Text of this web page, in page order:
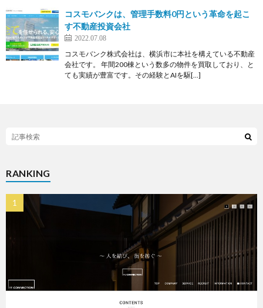
コスモバンクは、管理手数料0円という革命を起こ
す不動産投資会社
2022.07.08
コスモバンク株式会社は、横浜市に本社を構えている不動産
会社です。 年間200棟という数多の物件を買取しており、と
ても実績が豊富です。その経験とAIを駆[…]
RANKING